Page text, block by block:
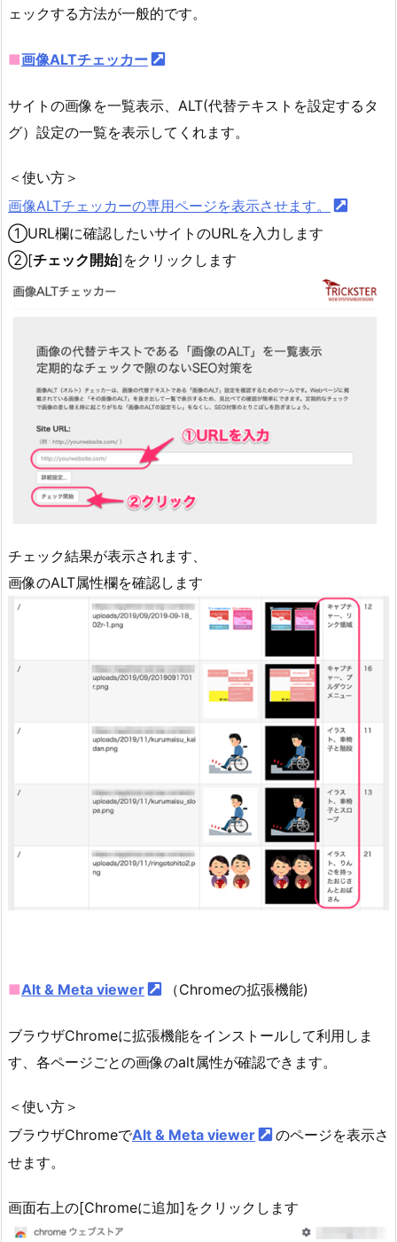
ェックする方法が一般的です。
■画像ALTチェッカー
サイトの画像を一覧表示、ALT(代替テキストを設定するタ
グ）設定の一覧を表示してくれます。
＜使い方＞
画像ALTチェッカーの専用ページを表示させます。
①URL欄に確認したいサイトのURLを入力します
②[チェック開始]をクリックします
チェック結果が表示されます、
画像のALT属性欄を確認します
■Alt & Meta viewer （Chromeの拡張機能)
ブラウザChromeに拡張機能をインストールして利用しま
す、各ページごとの画像のalt属性が確認できます。
＜使い方＞
ブラウザChromeでAlt & Meta viewer
のページを表示さ
せます。
画面右上の[Chromeに追加]をクリックします